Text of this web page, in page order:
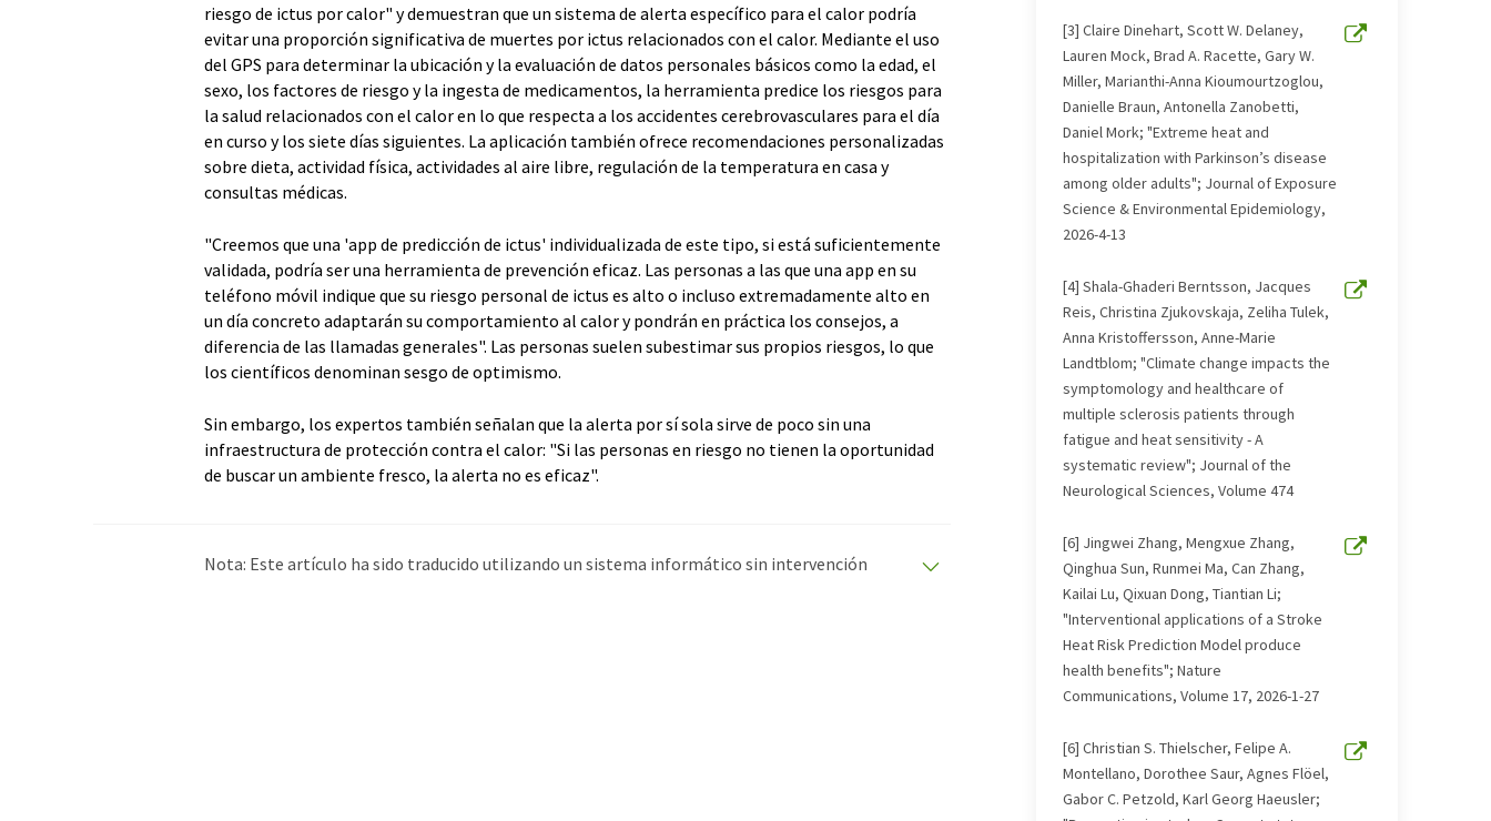
riesgo de ictus por calor" y demuestran que un sistema de alerta específico para el calor podría
evitar una proporción significativa de muertes por ictus relacionados con el calor. Mediante el uso
del GPS para determinar la ubicación y la evaluación de datos personales básicos como la edad, el
sexo, los factores de riesgo y la ingesta de medicamentos, la herramienta predice los riesgos para
la salud relacionados con el calor en lo que respecta a los accidentes cerebrovasculares para el día
en curso y los siete días siguientes. La aplicación también ofrece recomendaciones personalizadas
sobre dieta, actividad física, actividades al aire libre, regulación de la temperatura en casa y
consultas médicas.
"Creemos que una 'app de predicción de ictus' individualizada de este tipo, si está suficientemente
validada, podría ser una herramienta de prevención eficaz. Las personas a las que una app en su
teléfono móvil indique que su riesgo personal de ictus es alto o incluso extremadamente alto en
un día concreto adaptarán su comportamiento al calor y pondrán en práctica los consejos, a
diferencia de las llamadas generales". Las personas suelen subestimar sus propios riesgos, lo que
los científicos denominan sesgo de optimismo.
Sin embargo, los expertos también señalan que la alerta por sí sola sirve de poco sin una
infraestructura de protección contra el calor: "Si las personas en riesgo no tienen la oportunidad
de buscar un ambiente fresco, la alerta no es eficaz".
Nota: Este artículo ha sido traducido utilizando un sistema informático sin intervención
[3] Claire Dinehart, Scott W. Delaney,
Lauren Mock, Brad A. Racette, Gary W.
Miller, Marianthi-Anna Kioumourtzoglou,
Danielle Braun, Antonella Zanobetti,
Daniel Mork; "Extreme heat and
hospitalization with Parkinson’s disease
among older adults"; Journal of Exposure
Science & Environmental Epidemiology,
2026-4-13
[4] Shala-Ghaderi Berntsson, Jacques
Reis, Christina Zjukovskaja, Zeliha Tulek,
Anna Kristoffersson, Anne-Marie
Landtblom; "Climate change impacts the
symptomology and healthcare of
multiple sclerosis patients through
fatigue and heat sensitivity - A
systematic review"; Journal of the
Neurological Sciences, Volume 474
[6] Jingwei Zhang, Mengxue Zhang,
Qinghua Sun, Runmei Ma, Can Zhang,
Kailai Lu, Qixuan Dong, Tiantian Li;
"Interventional applications of a Stroke
Heat Risk Prediction Model produce
health benefits"; Nature
Communications, Volume 17, 2026-1-27
[6] Christian S. Thielscher, Felipe A.
Montellano, Dorothee Saur, Agnes Flöel,
Gabor C. Petzold, Karl Georg Haeusler;